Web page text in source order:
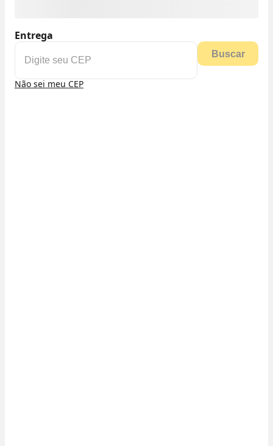
Entrega
Buscar
Não sei meu CEP